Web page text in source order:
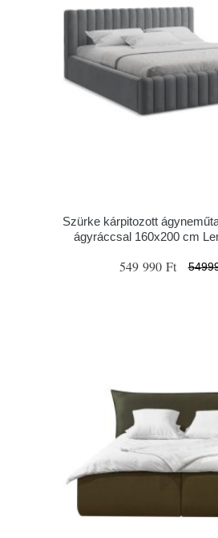
Szürke kárpitozott
ágyráccsal 160x200 cm
549 990 Ft